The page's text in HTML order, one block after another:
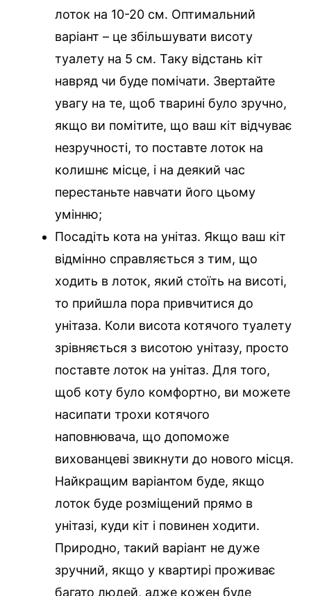
лоток на 10-20 см. Оптимальний
варіант – це збільшувати висоту
туалету на 5 см. Таку відстань кіт
навряд чи буде помічати. Звертайте
увагу на те, щоб тварині було зручно,
якщо ви помітите, що ваш кіт відчуває
незручності, то поставте лоток на
колишнє місце, і на деякий час
перестаньте навчати його цьому
умінню;
Посадіть кота на унітаз. Якщо ваш кіт
відмінно справляється з тим, що
ходить в лоток, який стоїть на висоті,
то прийшла пора привчитися до
унітаза. Коли висота котячого туалету
зрівняється з висотою унітазу, просто
поставте лоток на унітаз. Для того,
щоб коту було комфортно, ви можете
насипати трохи котячого
наповнювача, що допоможе
вихованцеві звикнути до нового місця.
Найкращим варіантом буде, якщо
лоток буде розміщений прямо в
унітазі, куди кіт і повинен ходити.
Природно, такий варіант не дуже
зручний, якщо у квартирі проживає
багато людей, адже кожен буде